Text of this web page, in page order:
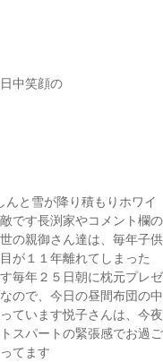
中笑顔の
んと雪が降り積もりホワイ
です長渕家やコメント欄の
世の親御さん達は、毎年子供
が１１年離れてしまった
毎年２５日朝に枕元プレゼ
ので、今日の昼間布団の中
ています悦子さんは、今夜
スパートの緊張感でお過ご
てます